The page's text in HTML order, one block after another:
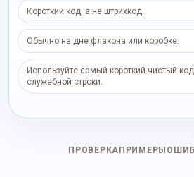
Короткий код, а не штрихкод.
Обычно на дне флакона или коробке.
Используйте самый короткий чистый
служебной строки.
ПРОВЕРКА ПРИМЕРЫ